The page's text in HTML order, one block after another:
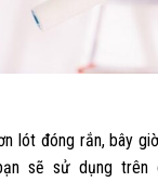
lót đóng rắn, bây
sẽ sử dụng trên